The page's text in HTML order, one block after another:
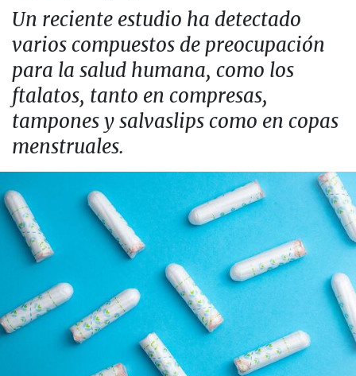
Un reciente estudio ha detectado
varios compuestos de preocupación
para la salud humana, como los
ftalatos, tanto en compresas,
tampones y salvaslips como en copas
menstruales.